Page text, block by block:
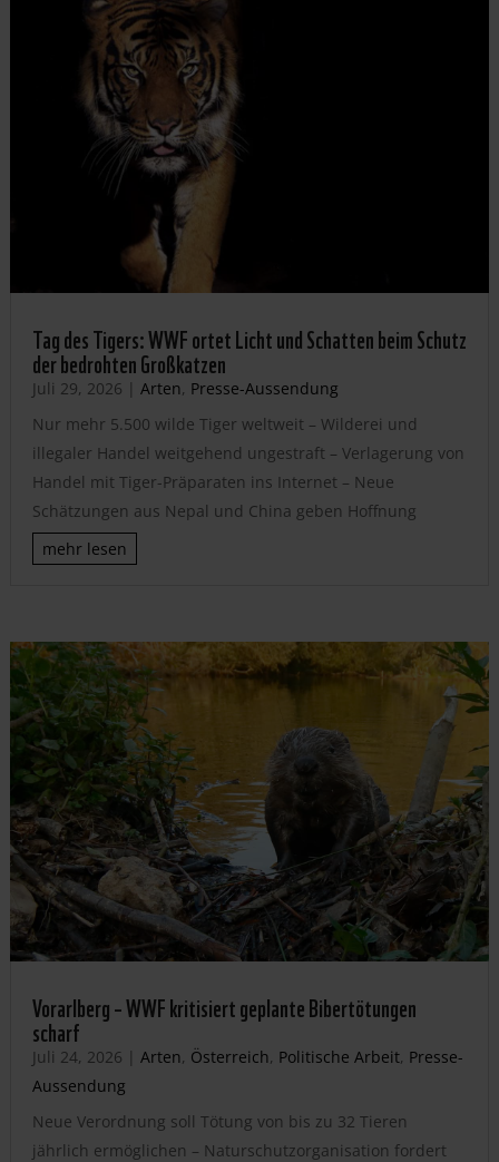
Tag des Tigers: WWF ortet Licht und Schatten beim Schutz
der bedrohten Großkatzen
Juli 29, 2026 | Arten, Presse-Aussendung
Nur mehr 5.500 wilde Tiger weltweit – Wilderei und
illegaler Handel weitgehend ungestraft – Verlagerung von
Handel mit Tiger-Präparaten ins Internet – Neue
Schätzungen aus Nepal und China geben Hoffnung
mehr lesen
Vorarlberg – WWF kritisiert geplante Bibertötungen
scharf
Juli 24, 2026 | Arten, Österreich, Politische Arbeit, Presse-
Aussendung
Neue Verordnung soll Tötung von bis zu 32 Tieren
jährlich ermöglichen – Naturschutzorganisation fordert